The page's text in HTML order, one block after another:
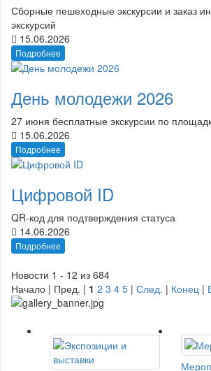
Сборные пешеходные экскурсии и заказ
экскурсий
15.06.2026
Подробнее
День молодежи 2026
27 июня бесплатные экскурсии по
15.06.2026
Подробнее
Цифровой ID
QR-код для подтверждения статуса
14.06.2026
Подробнее
Новости 1 - 12 из 684
Начало | Пред. | 1 2 3 4 5 | След. | Конец |